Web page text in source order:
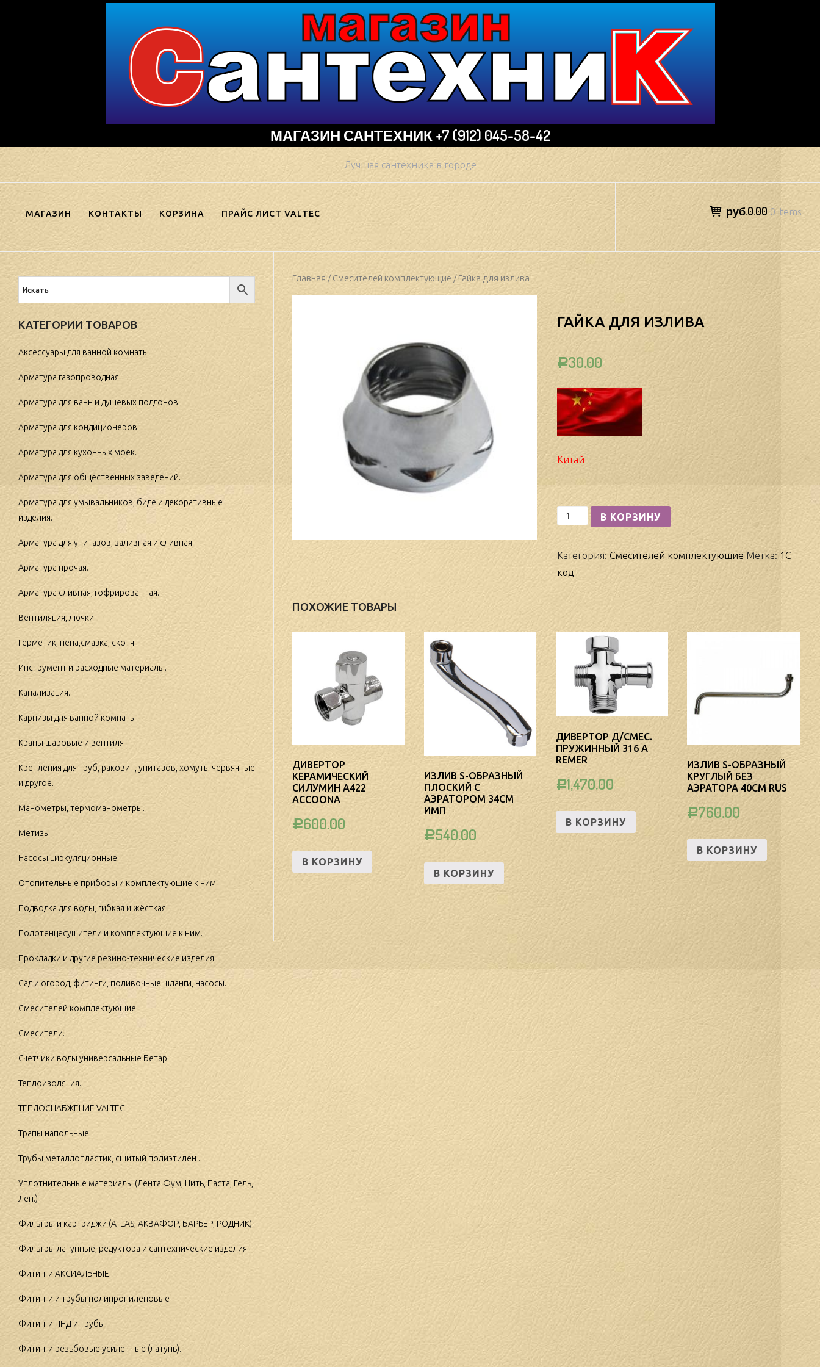
МАГАЗИН САНТЕХНИК +7 (912) 045-58-42
Лучшая сантехника в городе
МАГАЗИН КОНТАКТЫ КОРЗИНА ПРАЙС ЛИСТ VALTEC руб.0.00 0 items
Главная /Смесителей комплектующие / Гайка для излива
ГАЙКА ДЛЯ ИЗЛИВА
Р30.00
Китай
Количество
Гайка
для
излива
В КОРЗИНУ
Категория:Смесителей комплектующие Метка: 1С
код
ПОХОЖИЕ ТОВАРЫ
ДИВЕРТОР
КЕРАМИЧЕСКИЙ
СИЛУМИН А422
ACCOONA
Р600.00
В КОРЗИНУ
ИЗЛИВ S-ОБРАЗНЫЙ
ПЛОСКИЙ С
АЭРАТОРОМ 34СМ
ИМП
Р540.00
В КОРЗИНУ
ДИВЕРТОР Д/СМЕС.
ПРУЖИННЫЙ 316 А
REMER
Р1,470.00
В КОРЗИНУ
ИЗЛИВ S-ОБРАЗНЫЙ
КРУГЛЫЙ БЕЗ
АЭРАТОРА 40СМ RUS
Р760.00
В КОРЗИНУ
КАТЕГОРИИ ТОВАРОВ
Аксессуары для ванной комнаты
Арматура газопроводная.
Арматура для ванн и душевых поддонов.
Арматура для кондиционеров.
Арматура для кухонных моек.
Арматура для общественных заведений.
Арматура для умывальников, биде и декоративные
изделия.
Арматура для унитазов, заливная и сливная.
Арматура прочая.
Арматура сливная, гофрированная.
Вентиляция, лючки.
Герметик, пена,смазка, скотч.
Инструмент и расходные материалы.
Канализация.
Карнизы для ванной комнаты.
Краны шаровые и вентиля
Крепления для труб, раковин, унитазов, хомуты червячные
и другое.
Манометры, термоманометры.
Метизы.
Насосы циркуляционные
Отопительные приборы и комплектующие к ним.
Подводка для воды, гибкая и жёсткая.
Полотенцесушители и комплектующие к ним.
Прокладки и другие резино-технические изделия.
Сад и огород, фитинги, поливочные шланги, насосы.
Смесителей комплектующие
Смесители.
Счетчики воды универсальные Бетар.
Теплоизоляция.
ТЕПЛОСНАБЖЕНИЕ VALTEC
Трапы напольные.
Трубы металлопластик, сшитый полиэтилен .
Уплотнительные материалы (Лента Фум, Нить, Паста, Гель,
Лен.)
Фильтры и картриджи (ATLAS, АКВАФОР, БАРЬЕР, РОДНИК)
Фильтры латунные, редуктора и сантехнические изделия.
Фитинги АКСИАЛЬНЫЕ
Фитинги и трубы полипропиленовые
Фитинги ПНД и трубы.
Фитинги резьбовые усиленные (латунь).